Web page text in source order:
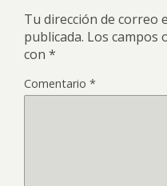
Tu dirección de correo
publicada. Los campos
con *
Comentario *